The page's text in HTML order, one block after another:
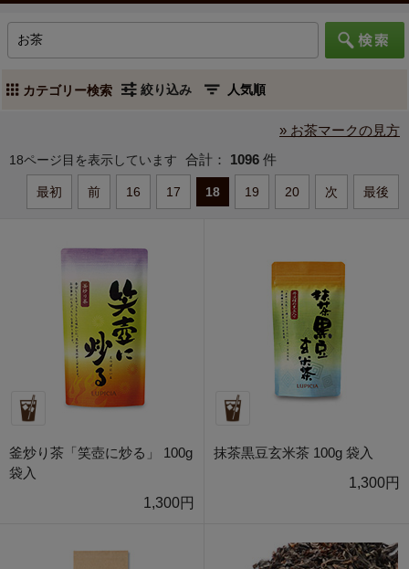
カテゴリー検索 絞り込み
» お茶マークの見方
18ページ目を表示しています 合計： 1096 件
最初 前 16 17 18 19 20 次 最後
釜炒り茶「笑壺に炒る」 100g
袋入
1,300円
抹茶黒豆玄米茶 100g 袋入
1,300円